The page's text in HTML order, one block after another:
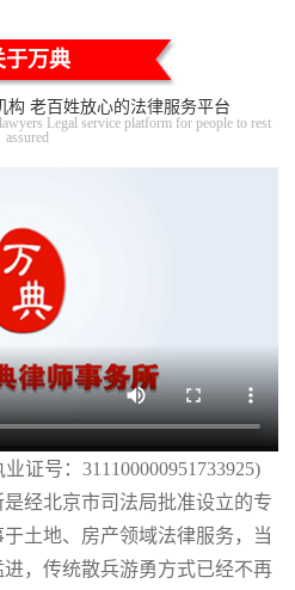
于万典
构 老百姓放心的法律服务平台
Legal service platform for people to rest
assured
号：311100000951733925)
经北京市司法局批准设立的专
土地、房产领域法律服务，当
，传统散兵游勇方式已经不再